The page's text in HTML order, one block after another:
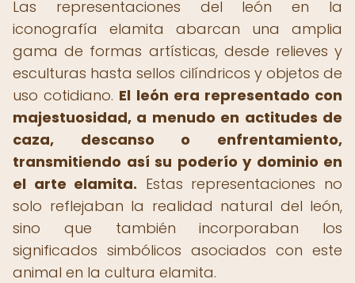
Las representaciones del león en la
iconografía elamita abarcan una amplia
gama de formas artísticas, desde relieves y
esculturas hasta sellos cilíndricos y objetos de
uso cotidiano. El león era representado con
majestuosidad, a menudo en actitudes de
caza, descanso o enfrentamiento,
transmitiendo así su poderío y dominio en
el arte elamita. Estas representaciones no
solo reflejaban la realidad natural del león,
sino que también incorporaban los
significados simbólicos asociados con este
animal en la cultura elamita.